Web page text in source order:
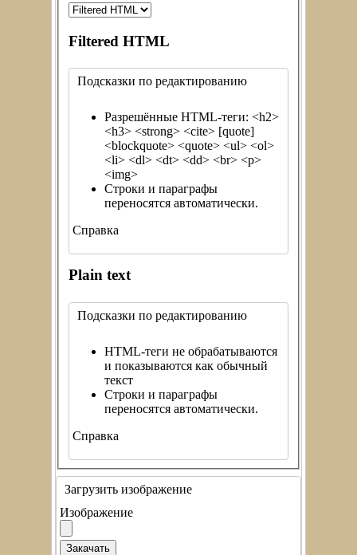
Filtered HTML
Подсказки по редактированию
Разрешённые HTML-теги: <h2>
<h3> <strong> <cite> [quote]
<blockquote> <quote> <ul> <ol>
<li> <dl> <dt> <dd> <br> <p>
<img>
Строки и параграфы
переносятся автоматически.
Справка
Plain text
Подсказки по редактированию
HTML-теги не обрабатываются
и показываются как обычный
текст
Строки и параграфы
переносятся автоматически.
Справка
Загрузить изображение
Изображение